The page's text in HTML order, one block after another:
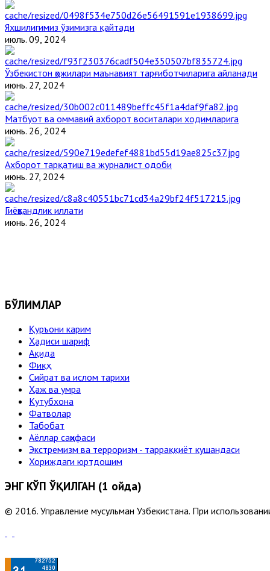
Яхшилигимиз ўзимизга қайтади
июль. 09, 2024
Ўзбекистон ҳожилари маънавият тарғиботчиларига айланади
июнь. 27, 2024
Матбуот ва оммавий ахборот воситалари ходимларига
июнь. 26, 2024
Ахборот тарқатиш ва журналист одоби
июнь. 27, 2024
Гиёҳвандлик иллати
июнь. 26, 2024
БЎЛИМЛАР
Қуръони карим
Ҳадиси шариф
Ақида
Фиқҳ
Сийрат ва ислом тарихи
Ҳаж ва умра
Кутубхона
Фатволар
Табобат
Аёллар саҳифаси
Экстремизм ва терроризм - тарраққиёт кушандаси
Хориждаги юртдошим
ЭНГ КЎП ЎҚИЛГАН (1 ойда)
© 2016. Управление мусульман Узбекистана. При